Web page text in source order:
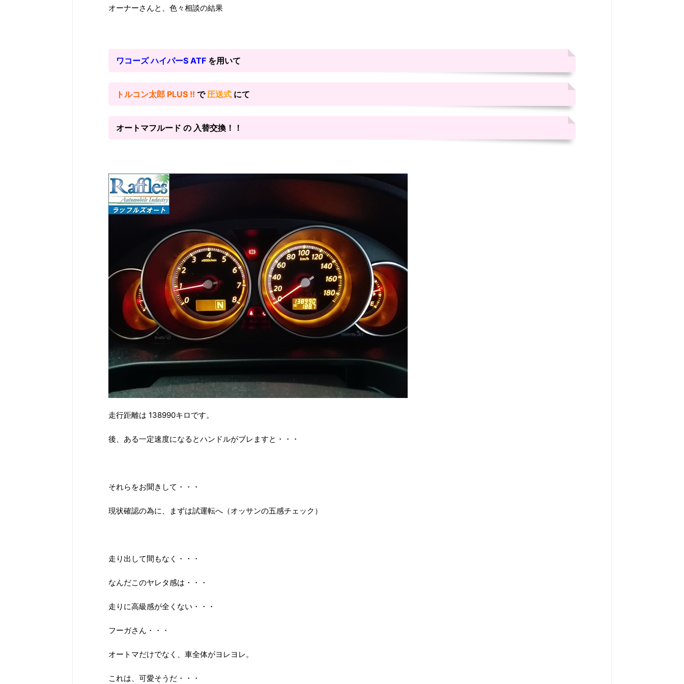
オーナーさんと、色々相談の結果
ワコーズ ハイパーS ATF を用いて
トルコン太郎 PLUS !! で圧送式 にて
オートマフルード の 入替交換！！
走行距離は 138990キロです。
後、ある一定速度になるとハンドルがブレますと・・・
それらをお聞きして・・・
現状確認の為に、まずは試運転へ（オッサンの五感チェック）
走り出して間もなく・・・
なんだこのヤレタ感は・・・
走りに高級感が全くない・・・
フーガさん・・・
オートマだけでなく、車全体がヨレヨレ。
これは、可愛そうだ・・・